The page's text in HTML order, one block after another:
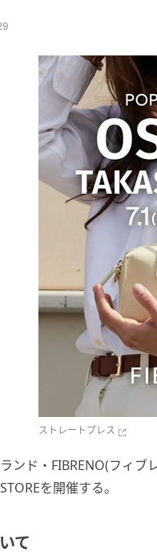
ストレートプレス
ンド・FIBRENO(フィ
を開催する。
て